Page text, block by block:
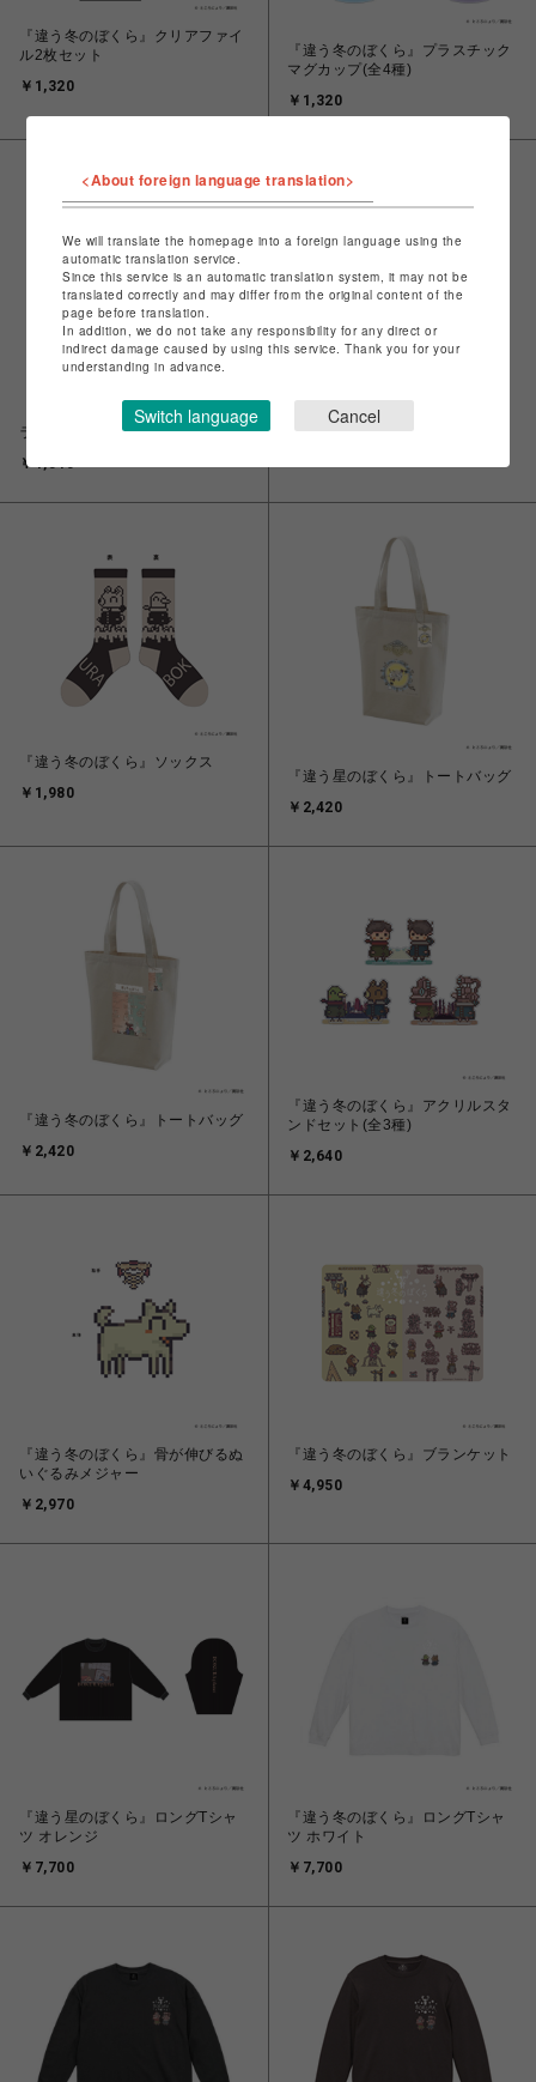
『違う冬のぼくら』クリアファイ
ル2枚セット
￥1,320
『違う冬のぼくら』プラスチック
マグカップ(全4種)
￥1,320
『違う冬のぼくら』コンパクトミ
ラー
￥1,540
『違う冬のぼくら』ポーチ
￥1,650
『違う冬のぼくら』ソックス
￥1,980
『違う星のぼくら』トートバッグ
￥2,420
『違う冬のぼくら』トートバッグ
￥2,420
『違う冬のぼくら』アクリルスタ
ンドセット(全3種)
￥2,640
『違う冬のぼくら』骨が伸びるぬ
いぐるみメジャー
￥2,970
『違う冬のぼくら』ブランケット
￥4,950
『違う星のぼくら』ロングTシャ
ツ オレンジ
￥7,700
『違う冬のぼくら』ロングTシャ
ツ ホワイト
￥7,700
<About foreign language translation>
We will translate the homepage into a foreign language using the
automatic translation service.
Since this service is an automatic translation system, it may not be
translated correctly and may differ from the original content of the
page before translation.
In addition, we do not take any responsibility for any direct or
indirect damage caused by using this service. Thank you for your
understanding in advance.
Switch language Cancel